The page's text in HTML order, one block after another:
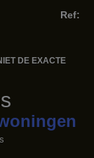
Ref:
DE EXACTE